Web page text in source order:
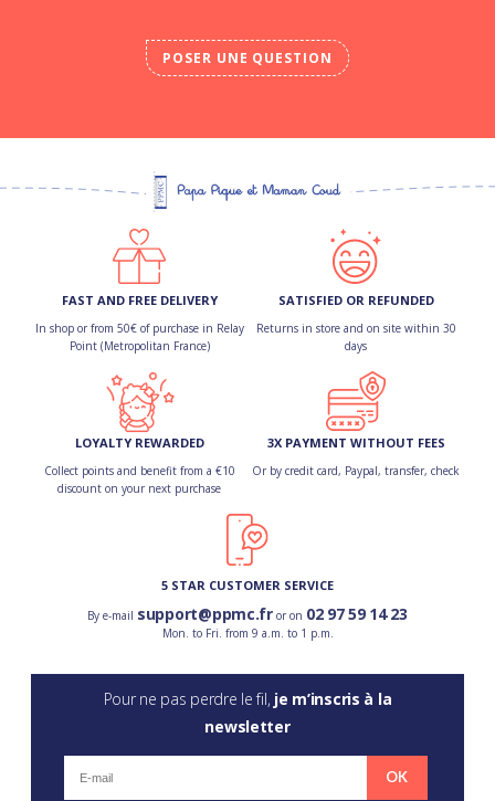
POSER UNE QUESTION
FAST AND FREE DELIVERY
In shop or from 50€ of purchase in Relay
Point (Metropolitan France)
SATISFIED OR REFUNDED
Returns in store and on site within 30
days
LOYALTY REWARDED
Collect points and benefit from a €10
discount on your next purchase
3X PAYMENT WITHOUT FEES
Or by credit card, Paypal, transfer, check
5 STAR CUSTOMER SERVICE
By e-mail support@ppmc.fror on 02 97 59 14 23
Mon. to Fri. from 9 a.m. to 1 p.m.
Pour ne pas perdre le fil, je m’inscris à la
newsletter
OK